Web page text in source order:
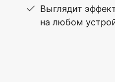
Выглядит
на любом